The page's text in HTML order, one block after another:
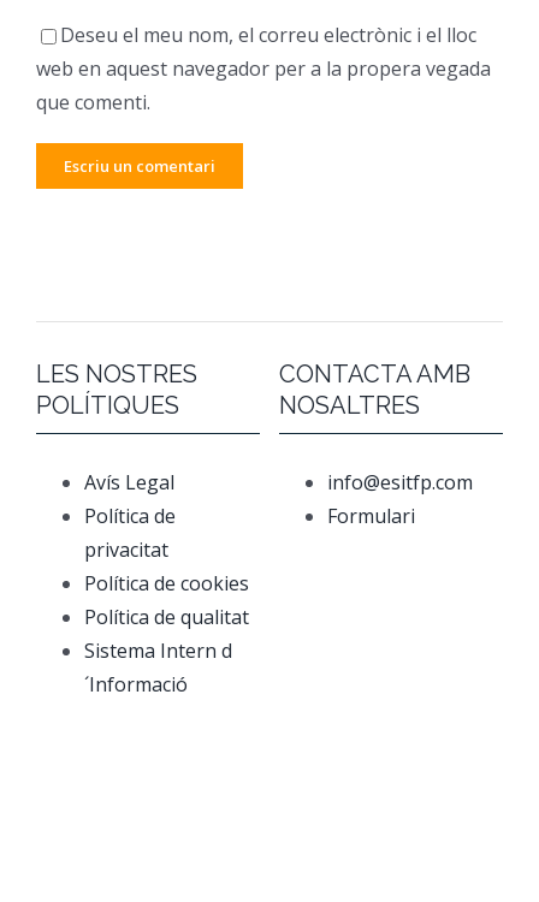
Deseu el meu nom, el correu electrònic i el lloc
web en aquest navegador per a la propera vegada
que comenti.
LES NOSTRES
POLÍTIQUES
Avís Legal
Política de
privacitat
Política de cookies
Política de qualitat
Sistema Intern d
´Informació
CONTACTA AMB
NOSALTRES
info@esitfp.com
Formulari